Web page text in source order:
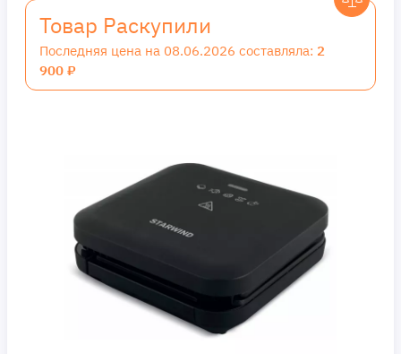
Товар Раскупили
Последняя цена на 08.06.2026 составляла: 2
900 ₽